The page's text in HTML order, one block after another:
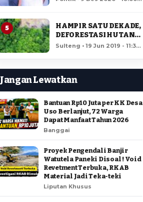
5
HAMPIR SATU DEKADE,
DEFORESTASI HUTAN
LORE LINDU MENCAPAI
Sulteng • 19 Jun 2019 - 11:34
Jangan Lewatkan
Bantuan Rp10 Juta per KK Desa
Uso Berlanjut, 72 Warga
Dapat Manfaat Tahun 2026
Banggai
Proyek Pengendali Banjir
Watutela Paneki Disoal ! Void
Revetment Terbuka, RKAB
Material Jadi Teka-teki
Liputan Khusus